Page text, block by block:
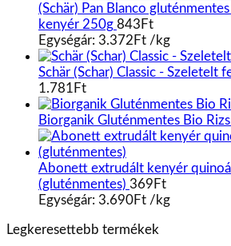
(Schär) Pan Blanco
kenyér 250g 843 Ft
Egységár: 3.372 Ft /kg
Schär (Schar) Classic - Szeletelt
1.781 Ft
Biorganik Gluténmentes Bio
Abonett extrudált kenyér
(gluténmentes) 369 Ft
Egységár: 3.690Ft /kg
Legkeresettebb termékek